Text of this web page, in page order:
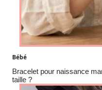
Bébé
Bracelet pour naissance
taille ?